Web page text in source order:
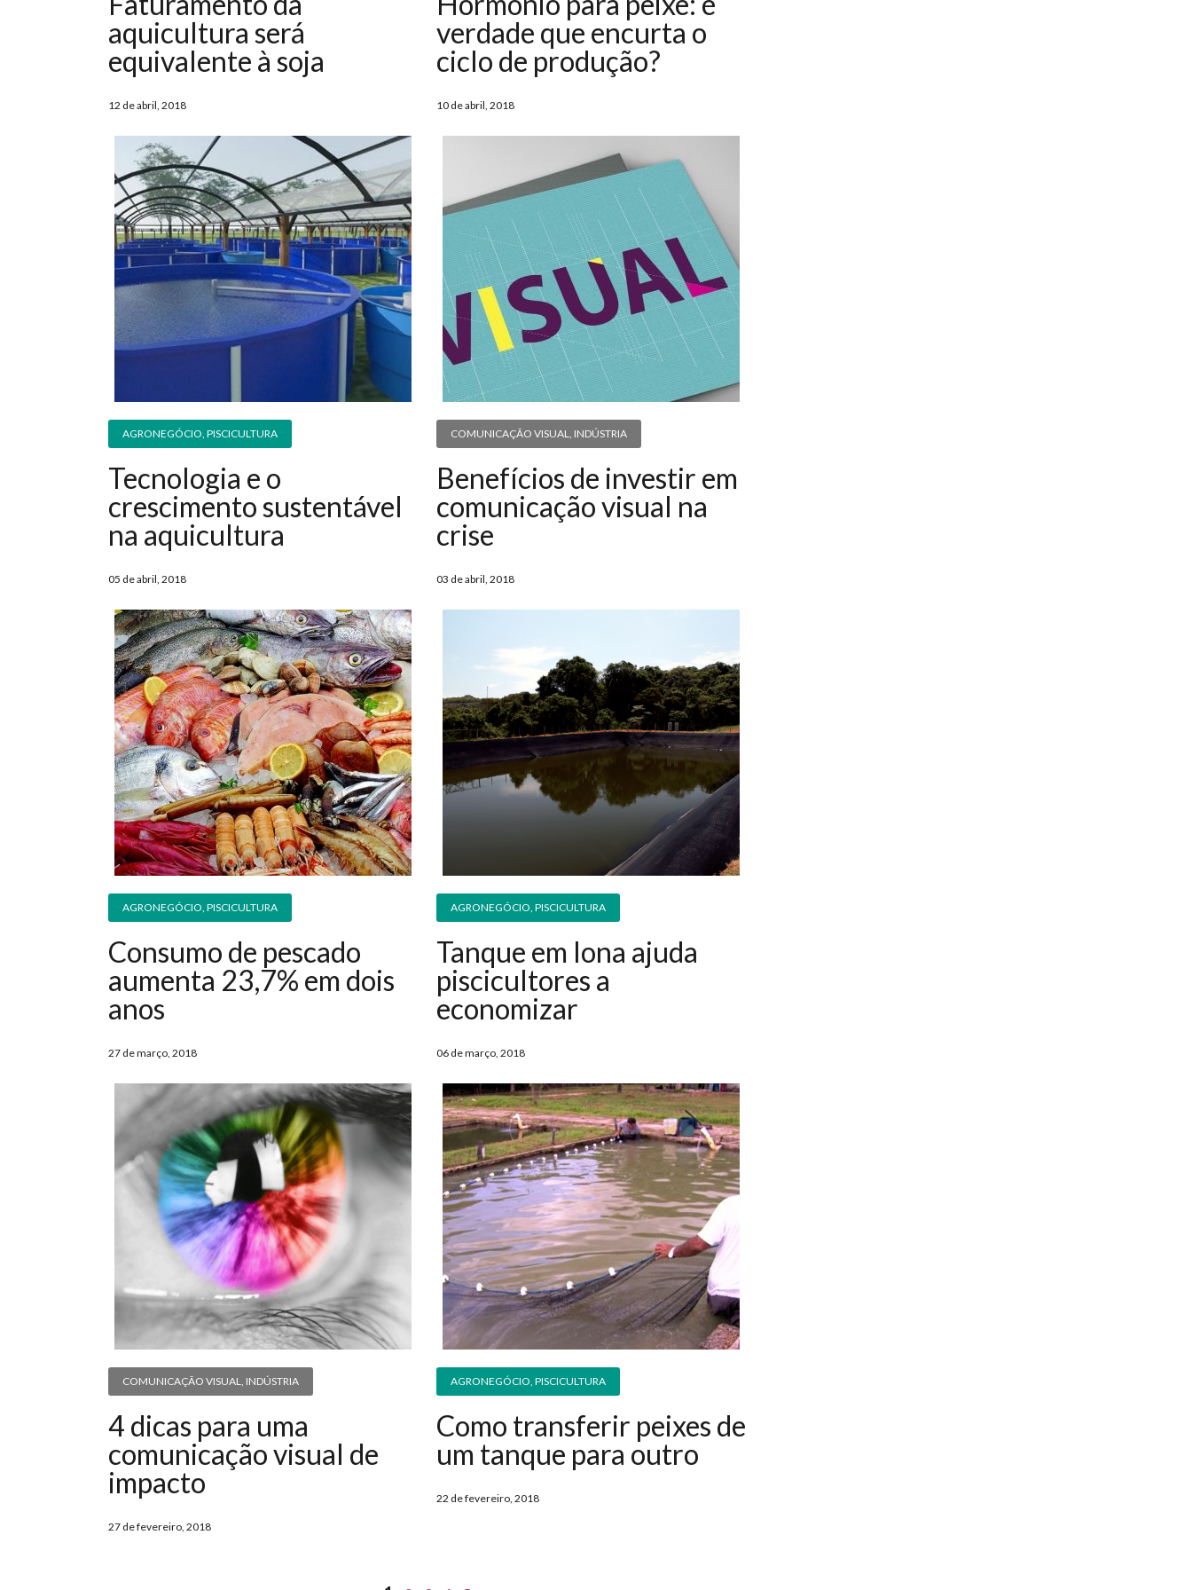
aquicultura será
equivalente à soja
12 de abril, 2018
verdade que encurta o
ciclo de produção?
10 de abril, 2018
AGRONEGÓCIO, PISCICULTURA
Tecnologia e o
crescimento sustentável
na aquicultura
05 de abril, 2018
COMUNICAÇÃO VISUAL, INDÚSTRIA
Benefícios de investir em
comunicação visual na
crise
03 de abril, 2018
AGRONEGÓCIO, PISCICULTURA
Consumo de pescado
aumenta 23,7% em dois
anos
27 de março, 2018
AGRONEGÓCIO, PISCICULTURA
Tanque em lona ajuda
piscicultores a
economizar
06 de março, 2018
COMUNICAÇÃO VISUAL, INDÚSTRIA
4 dicas para uma
comunicação visual de
impacto
27 de fevereiro, 2018
AGRONEGÓCIO, PISCICULTURA
Como transferir peixes de
um tanque para outro
22 de fevereiro, 2018